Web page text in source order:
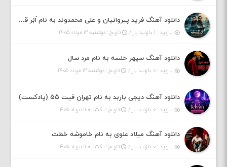
دانلود آهنگ فرید پیروانیان و علی محمدوند به نام اَبَر قدرت
بازدید : ۱ بازدید بار / تاریخ : دوشنبه ۱۲ مرداد ۱۴۰۵
دانلود آهنگ سپهر خلسه به نام مرد سال
بازدید : ۰ بازدید بار / تاریخ : دوشنبه ۱۲ مرداد ۱۴۰۵
دانلود آهنگ دیجی باربد به نام تهران فیت ۵۵ (پادکست)
بازدید : ۰ بازدید بار / تاریخ : یکشنبه ۱۱ مرداد ۱۴۰۵
دانلود آهنگ میلاد علوی به نام خاموشه خطت
بازدید : ۰ بازدید بار / تاریخ : یکشنبه ۱۱ مرداد ۱۴۰۵